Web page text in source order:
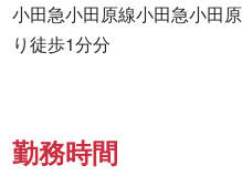
小田急小田原線小田急小田
り徒歩1分分
勤務時間